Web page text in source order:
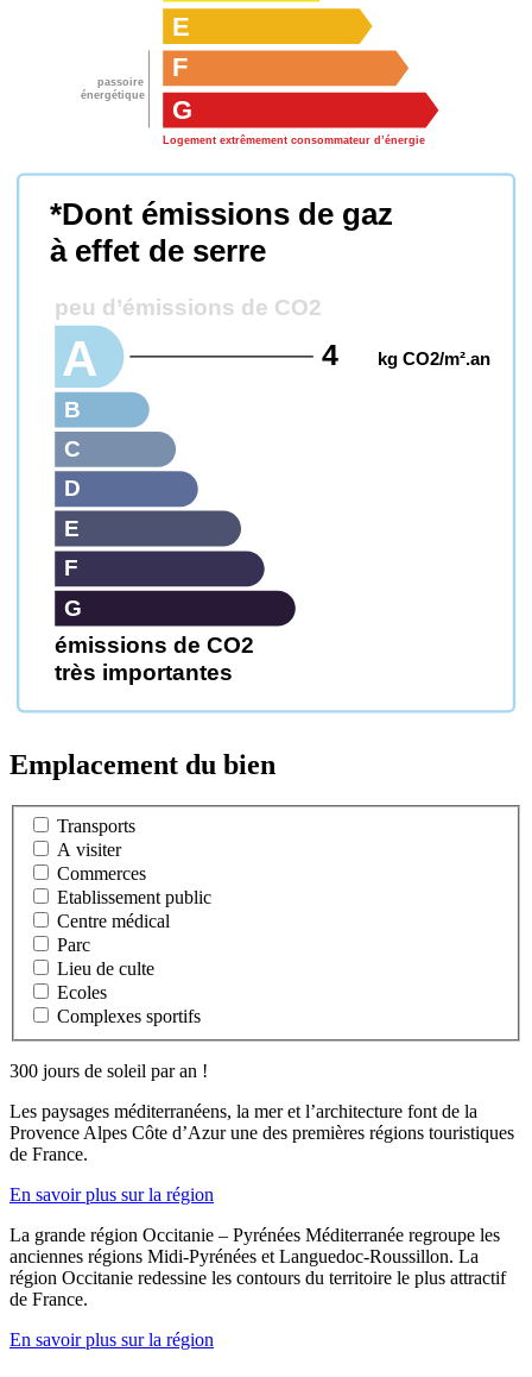
passoire
énergétique
G
Logement extrêmement consommateur d’énergie
F
E
émissions de CO2
très importantes
*Dont émissions de gaz
à effet de serre
peu d’émissions de CO2
G
F
E
D
C
B
A 4 kg CO2/m².an
Emplacement du bien
Transports
A visiter
Commerces
Etablissement public
Centre médical
Parc
Lieu de culte
Ecoles
Complexes sportifs
300 jours de soleil par an !
Les paysages méditerranéens, la mer et l’architecture font de la
Provence Alpes Côte d’Azur une des premières régions touristiques
de France.
En savoir plus sur la région
La grande région Occitanie – Pyrénées Méditerranée regroupe les
anciennes régions Midi-Pyrénées et Languedoc-Roussillon. La
région Occitanie redessine les contours du territoire le plus attractif
de France.
En savoir plus sur la région